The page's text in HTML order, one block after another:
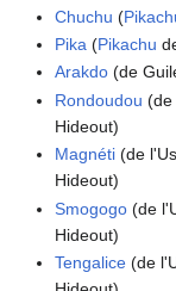
Chuchu (
Pika (Pikachu
Arakdo (de
Rondoudou (de
Hideout)
Magnéti (de
Hideout)
Smogogo (de
Hideout)
Tengalice (de